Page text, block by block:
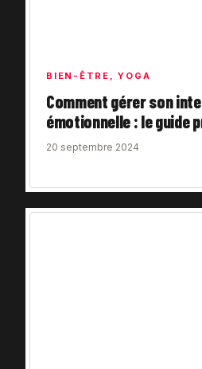
BIEN-ÊTRE ,YOGA
Comment gérer son
émotionnelle : le guide
20 septembre 2024